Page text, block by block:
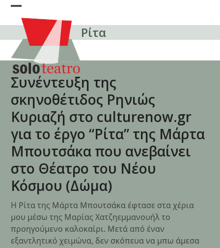
Skip
content
Open
mobile
menu
Close
mobile
menu
Ρίτα
Συνέντευξη της
σκηνοθέτιδος Ρηνιώς
Κυριαζή στο culturenow.gr
για το έργο “Ρίτα” της Μάρτα
Μπουτσάκα που ανεβαίνει
στο Θέατρο του Νέου
Κόσμου (Δώμα)
Η Ρίτα της Μάρτα Μπουτσάκα έφτασε στα χέρια
μου μέσω της Μαρίας Χατζηεμμανουήλ το
προηγούμενο καλοκαίρι. Μετά από έναν
εξαντλητικό χειμώνα, δεν σκόπευα να μπω άμεσα